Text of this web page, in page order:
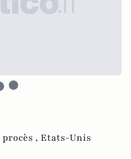
procès , Etats-Unis